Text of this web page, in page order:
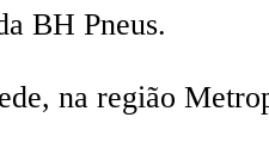
BH Pneus.
na região